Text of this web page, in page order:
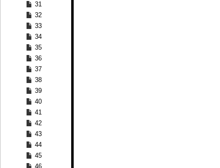
31
32
33
34
35
36
37
38
39
40
41
42
43
44
45
46